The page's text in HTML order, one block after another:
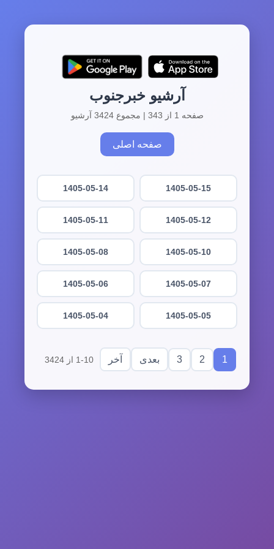
آرشیو خبرجنوب
صفحه 1 از 343 | مجموع 3424 آرشیو
صفحه اصلی
1405-05-15
1405-05-14
1405-05-12
1405-05-11
1405-05-10
1405-05-08
1405-05-07
1405-05-06
1405-05-05
1405-05-04
1
2
3 بعدی آخر 1-10 از 3424